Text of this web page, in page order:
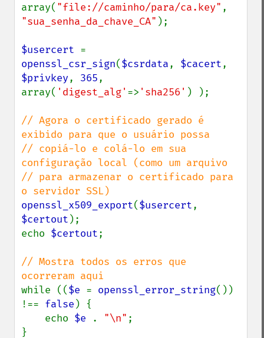
array( "file://caminho/para/ca.key"
"sua_senha_da_chave_CA" );
$usercert
openssl_csr_sign($csrdata, $cacert
$privkey, 365,
array( 'digest_alg' => 'sha256' ) );
// Agora o certificado gerado é
exibido para que o usuário possa
// copiá-lo e colá-lo em sua
configuração local (como um arquivo
// para armazenar o certificado para
openssl_x509_export($usercert
$certout );
echo $certout;
// Mostra todos os erros que
while (($e = openssl_error_string())
!== false ) {
    echo
$e . "\n" ;